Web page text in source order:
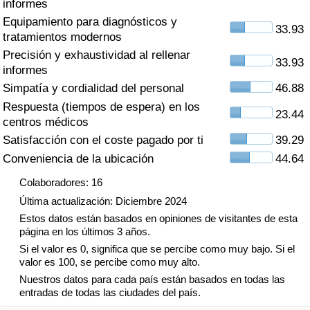
informes
Equipamiento para diagnósticos y
tratamientos modernos
33.93
Precisión y exhaustividad al rellenar
informes
33.93
Simpatía y cordialidad del personal
46.88
Respuesta (tiempos de espera) en los
centros médicos
23.44
Satisfacción con el coste pagado por ti
39.29
Conveniencia de la ubicación
44.64
Colaboradores: 16
Última actualización: Diciembre 2024
Estos datos están basados en opiniones de visitantes de esta
página en los últimos 3 años.
Si el valor es 0, significa que se percibe como muy bajo. Si el
valor es 100, se percibe como muy alto.
Nuestros datos para cada país están basados en todas las
entradas de todas las ciudades del país.
Índice de criminalidad por país
Sanidad
Índice de Sanidad (Actual)
Índice de Sanidad
Índice de Sanidad por País
Contaminación
Índice de Contaminación (Actual)
Índice de contaminación
Índice de Contaminación por País